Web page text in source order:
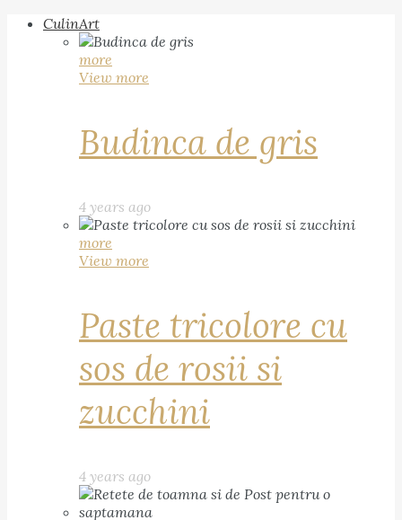
CulinArt
more
View more
Budinca de gris
4 years ago
more
View more
Paste tricolore cu
sos de rosii si
zucchini
4 years ago